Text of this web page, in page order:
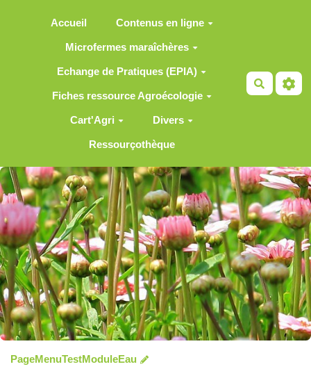
Accueil Contenus en ligne
Microfermes maraîchères
Echange de Pratiques (EPIA)
Fiches ressource Agroécologie
Cart'Agri Divers
Ressourçothèque
PageMenuTestModuleEau